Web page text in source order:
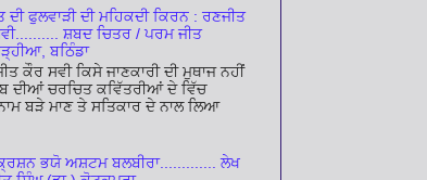
ਦੀ ਫੁਲਵਾੜੀ ਦੀ ਮਹਿਕਦੀ ਕਿਰਨ : ਰਣਜੀਤ
ਸ਼ਬਦ ਚਿਤਰ / ਪਰਮ ਜੀਤ
ਬਠਿੰਡਾ
ਕੌਰ ਸਵੀ ਕਿਸੇ ਜਾਣਕਾਰੀ ਦੀ ਮੁਥਾਜ ਨਹੀਂ
ਦੀਆਂ ਚਰਚਿਤ ਕਵਿੱਤਰੀਆਂ ਦੇ ਵਿੱਚ
ਬੜੇ ਮਾਣ ਤੇ ਸਤਿਕਾਰ ਦੇ ਨਾਲ ਲਿਆ
ਭਯੋ ਅਸ਼ਟਮ ਬਲਬੀਰਾ............. ਲੇਖ